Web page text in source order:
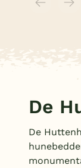
De
De